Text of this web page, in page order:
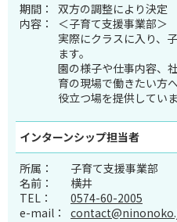
期間：
双方の調整により決定
内容：
＜子育て支援事業部＞
実際にクラスに入り、
ます。
園の様子や仕事内容、
育の現場で働きたい方
役立つ場を提供していま
インターンシップ担当者
所属：
子育て支援事業部
名前：
横井
TEL：
0574-60-2005
e-mail：